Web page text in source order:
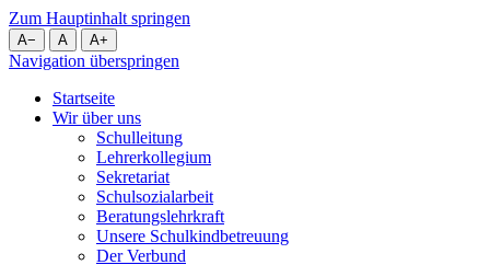
Zum Hauptinhalt springen
A− A A+
Navigation überspringen
Startseite
Wir über uns
Schulleitung
Lehrerkollegium
Sekretariat
Schulsozialarbeit
Beratungslehrkraft
Unsere Schulkindbetreuung
Der Verbund